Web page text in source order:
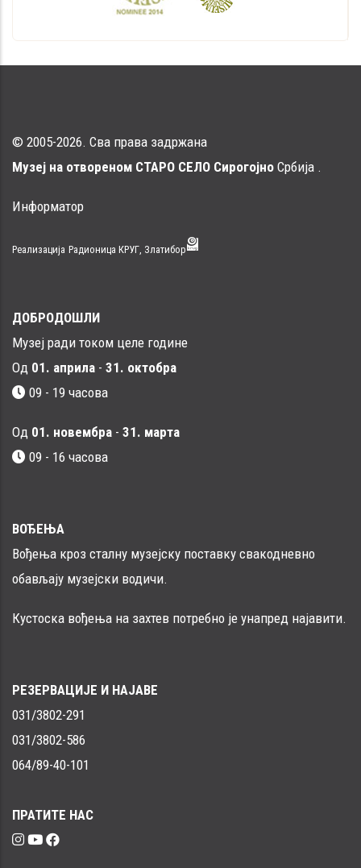
© 2005-2026. Сва права задржана
Музеј на отвореном СТАРО СЕЛО Сирогојно Србија .
Информатор
Реализација Радионица КРУГ, Златибор
ДОБРОДОШЛИ
Музеј ради током целе године
Од 01. априла - 31. октобра
09 - 19 часова
Од 01. новембра - 31. марта
09 - 16 часовa
ВОЂЕЊА
Вођења кроз сталну музејску поставку свакодневно
обављају музејски водичи.
Кустоска вођења на захтев потребно је унапред најавити.
РЕЗЕРВАЦИЈЕ И НАЈАВЕ
031/3802-291
031/3802-586
064/89-40-101
ПРАТИТЕ НАС